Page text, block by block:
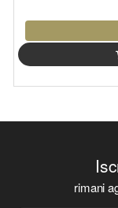
rimani